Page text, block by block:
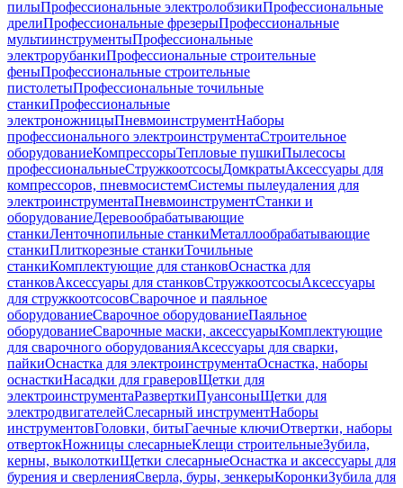
пилыПрофессиональные электролобзикиПрофессиональные
дрелиПрофессиональные фрезерыПрофессиональные
мультиинструментыПрофессиональные
электрорубанкиПрофессиональные строительные
феныПрофессиональные строительные
пистолетыПрофессиональные точильные
станкиПрофессиональные
электроножницыПневмоинструментНаборы
профессионального электроинструментаСтроительное
оборудованиеКомпрессорыТепловые пушкиПылесосы
профессиональныеСтружкоотсосыДомкратыАксессуары для
компрессоров, пневмосистемСистемы пылеудаления для
электроинструментаПневмоинструментСтанки и
оборудованиеДеревообрабатывающие
станкиЛенточнопильные станкиМеталлообрабатывающие
станкиПлиткорезные станкиТочильные
станкиКомплектующие для станковОснастка для
станковАксессуары для станковСтружкоотсосыАксессуары
для стружкоотсосовСварочное и паяльное
оборудованиеСварочное оборудованиеПаяльное
оборудованиеСварочные маски, аксессуарыКомплектующие
для сварочного оборудованияАксессуары для сварки,
пайкиОснастка для электроинструментаОснастка, наборы
оснасткиНасадки для граверовЩетки для
электроинструментаРазверткиПуансоныЩетки для
электродвигателейСлесарный инструментНаборы
инструментовГоловки, битыГаечные ключиОтвертки, наборы
отвертокНожницы слесарныеКлещи строительныеЗубила,
керны, выколоткиЩетки слесарныеОснастка и аксессуары для
бурения и сверленияСверла, буры, зенкерыКоронкиЗубила для